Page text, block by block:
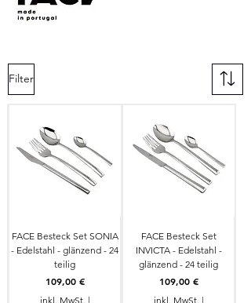
Filter
FACE Besteck Set SONIA
- Edelstahl - glänzend - 24
teilig
Preis
109,00 €
inkl. MwSt. |
FACE Besteck Set
INVICTA - Edelstahl -
glänzend - 24 teilig
Preis
109,00 €
inkl. MwSt. |